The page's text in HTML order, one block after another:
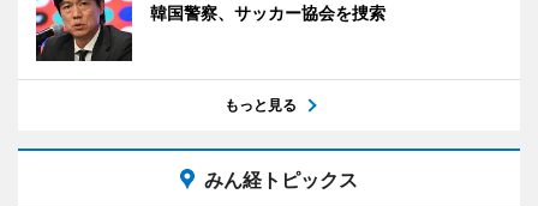
韓国警察、サッカー協会を捜索
もっと見る
みん経トピックス